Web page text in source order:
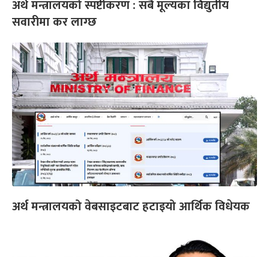
अर्थ मन्त्रालयको स्पष्टीकरण : सबै मूल्यका विद्युतीय
सवारीमा कर लाग्छ
अर्थ मन्त्रालयको वेबसाइटबाट हटाइयो आर्थिक विधेयक